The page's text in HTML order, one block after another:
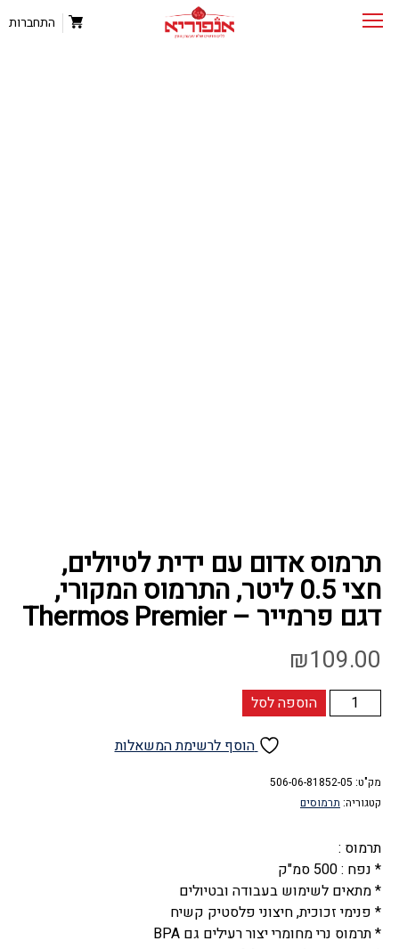
התחברות
תרמוס אדום עם ידית לטיולים,
חצי 0.5 ליטר, התרמוס המקורי,
דגם פרמייר – Thermos Premier
₪109.00
כמות
של
עם
ידית
חצי
0.5
ליטר,
התרמוס
המקורי,
הוספה לסל
הוסף לרשימת המשאלות
מק"ט: 506-06-81852-05
קטגוריה: תרמוסים
תרמוס :
* נפח : 500 סמ"ק
* מתאים לשימוש בעבודה ובטיולים
* פנימי זכוכית, חיצוני פלסטיק קשיח
* תרמוס נרי מחומרי יצור רעילים גם BPA